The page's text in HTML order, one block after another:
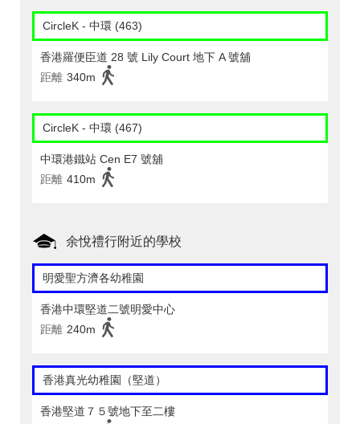
CircleK - 中環 (463)
香港羅便臣道 28 號 Lily Court 地下 A 號舖
距離 340m
CircleK - 中環 (467)
中環港鐵站 Cen E7 號舖
距離 410m
余悅禮行附近的學校
明愛聖方濟各幼稚園
香港中環堅道二號明愛中心
距離 240m
香港真光幼稚園（堅道）
香港堅道７５號地下至二樓